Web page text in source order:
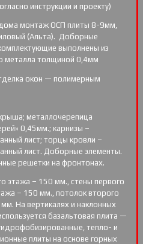
инструкции и проекту)
монтаж ОСП плиты 8-9мм,
(Альта). Доборные
выполнены из
металла толщиной 0,4мм
окон — полимерным
металлочерепица
0,45мм.; карнизы –
лист; торцы кровли –
лист. Доборные элементы.
решетки на фронтонах.
этажа – 150 мм., стены первого
– 150 мм., потолок второго
На вертикалях и наклонных
базальтовая плита —
тепло- и
плиты на основе горных